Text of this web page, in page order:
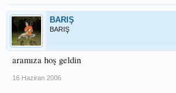
BARIŞ
BARIŞ
aramıza hoş geldin
16 Haziran 2006